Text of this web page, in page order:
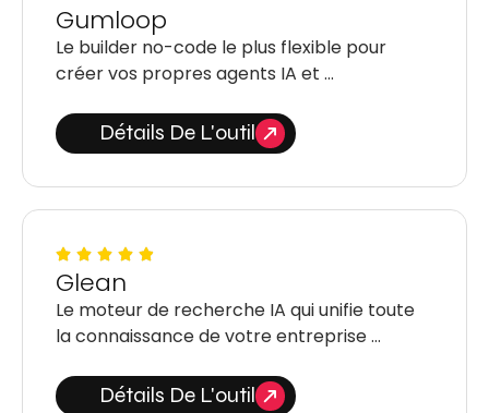
Gumloop
Le builder no-code le plus flexible pour
créer vos propres agents IA et …
Détails De L'outil
Glean
Le moteur de recherche IA qui unifie toute
la connaissance de votre entreprise …
Détails De L'outil